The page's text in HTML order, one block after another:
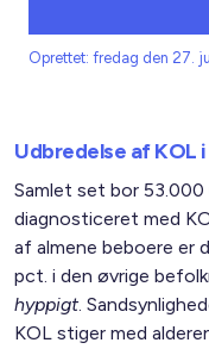
Oprettet: fredag den 27.
Udbredelse af KOL
Samlet set bor
diagnosticeret med
af almene beboere er
pct. i den øvrige
hyppigt.
KOL stiger med